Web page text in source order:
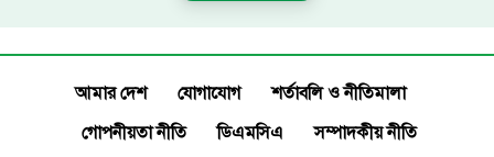
আমার দেশ যোগাযোগ
শর্তাবলি ও নীতিমালা
গোপনীয়তা নীতি
ডিএমসিএ সম্পাদকীয় নীতি